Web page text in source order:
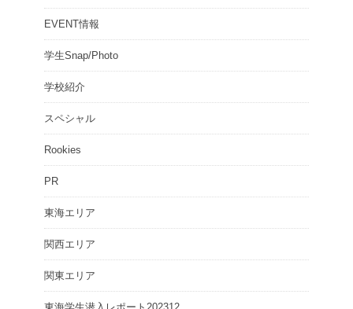
EVENT情報
学生Snap/Photo
学校紹介
スペシャル
Rookies
PR
東海エリア
関西エリア
関東エリア